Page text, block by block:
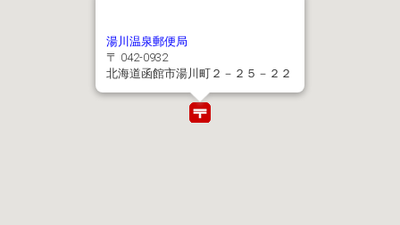
湯川温泉郵便局
〒 042-0932
北海道函館市湯川町２－２５－２２